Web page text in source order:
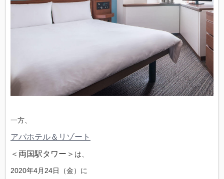
一方、
アパホテル＆リゾート
＜両国駅タワー＞ は、
2020年4月24日（金）に